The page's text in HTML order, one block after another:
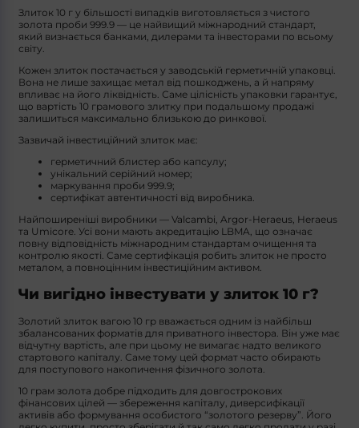
Злиток 10 г у більшості випадків виготовляється з чистого
золота проби 999.9 — це найвищий міжнародний стандарт,
який визнається банками, дилерами та інвесторами по всьому
світу.
Кожен злиток постачається у заводській герметичній упаковці.
Вона не лише захищає метал від пошкоджень, а й напряму
впливає на його ліквідність. Саме цілісність упаковки гарантує,
що вартість 10 грамового злитку при подальшому продажі
залишиться максимально близькою до ринкової.
Зазвичай інвестиційний злиток має:
герметичний блистер або капсулу;
унікальний серійний номер;
маркування проби 999.9;
сертифікат автентичності від виробника.
Найпоширеніші виробники — Valcambi, Argor‑Heraeus, Heraeus
та Umicore. Усі вони мають акредитацію LBMA, що означає
повну відповідність міжнародним стандартам очищення та
контролю якості. Саме сертифікація робить злиток не просто
металом, а повноцінним інвестиційним активом.
Чи вигідно інвестувати у злиток 10 г?
Золотий злиток вагою 10 гр вважається одним із найбільш
збалансованих форматів для приватного інвестора. Він уже має
відчутну вартість, але при цьому не вимагає надто великого
стартового капіталу. Саме тому цей формат часто обирають
для поступового накопичення фізичного золота.
10 грам золота добре підходить для довгострокових
фінансових цілей — збереження капіталу, диверсифікації
активів або формування особистого “золотого резерву”. Його